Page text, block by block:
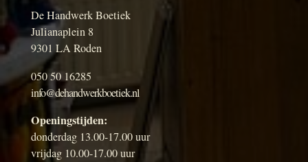
De Handwerk Boetiek
Julianaplein 8
9301 LA Roden
050 50 16285
info@dehandwerkboetiek.nl
Openingstijden:
donderdag 13.00-17.00 uur
vrijdag 10.00-17.00 uur